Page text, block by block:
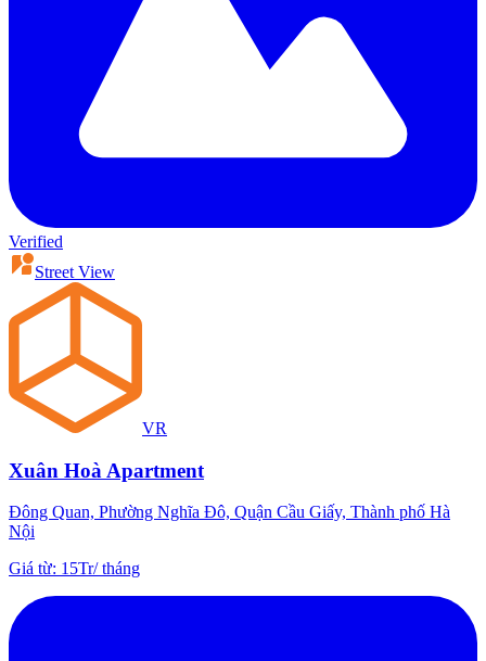
Verified
Street View
VR
Xuân Hoà Apartment
Đông Quan, Phường Nghĩa Đô, Quận Cầu Giấy, Thành phố Hà
Nội
Giá từ: 15Tr/tháng